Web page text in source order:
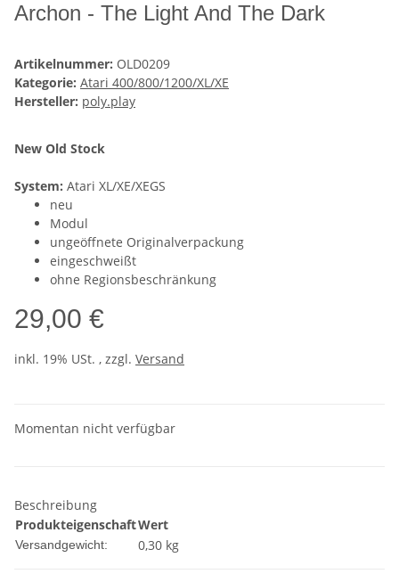
Archon - The Light And The Dark
Artikelnummer: OLD0209
Kategorie: Atari 400/800/1200/XL/XE
Hersteller: poly.play
New Old Stock
System: Atari XL/XE/XEGS
neu
Modul
ungeöffnete Originalverpackung
eingeschweißt
ohne Regionsbeschränkung
29,00 €
inkl. 19% USt. , zzgl. Versand
Momentan nicht verfügbar
Beschreibung
ProdukteigenschaftWert
Versandgewicht: 0,30 kg